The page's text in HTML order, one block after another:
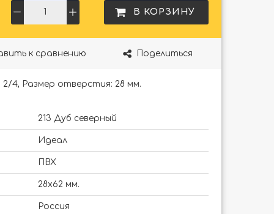
В КОРЗИНУ
к сравнению Поделиться
4, Размер отверстия: 28 мм.
213 Дуб северный
Идеал
ПВХ
28х62 мм.
Россия